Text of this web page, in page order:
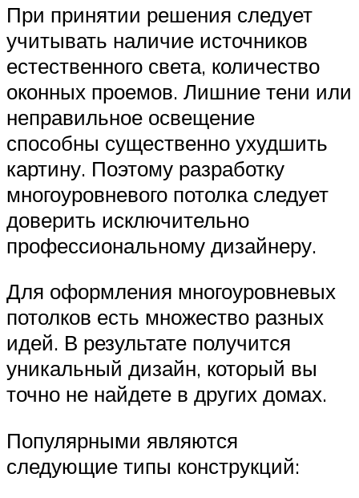
При принятии решения следует
учитывать наличие источников
естественного света, количество
оконных проемов. Лишние тени или
неправильное освещение
способны существенно ухудшить
картину. Поэтому разработку
многоуровневого потолка следует
доверить исключительно
профессиональному дизайнеру.
Для оформления многоуровневых
потолков есть множество разных
идей. В результате получится
уникальный дизайн, который вы
точно не найдете в других домах.
Популярными являются
следующие типы конструкций: